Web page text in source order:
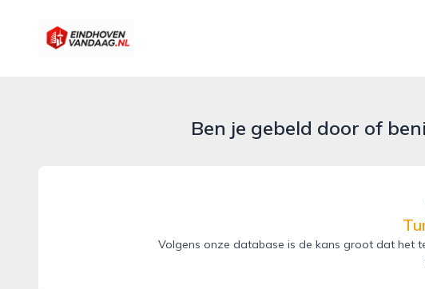
eindhovenvandaag.nl
Ben je gebeld door of
Volgens onze database is de kans groot dat het